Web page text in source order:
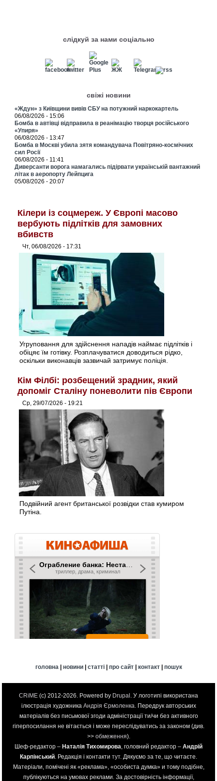
слідкуй за нами соціально
свіжі новини
«Ждун» з Київщини вивів СБУ на потужний наркокартель
06/08/2026 - 15:06
Бомба в автівці відправила в реанімацію творця російського
«Упиря»
06/08/2026 - 13:47
Бомба в Москві убила зятя командувача Повітряно-космічних
сил Росії
06/08/2026 - 11:41
Диверсанти ворога намагались підірвати українській вантажний
літак в аеропорту Лейпцига
05/08/2026 - 20:07
Кілери із соцмереж. У Європі масово
вербують підлітків для замовних
вбивств
Чт, 06/08/2026 - 17:31
Угруповання для здійснення нападів наймає підлітків і
обіцяє їм готівку. Розплачуватися доводиться рідко,
оскільки виконавців зазвичай затримує поліція.
Кім Філбі: розбещений зрадник, який
допоміг Сталіну поневолити пів Європи
Ср, 29/07/2026 - 19:21
Подвійний агент британської розвідки став кумиром
Путіна.
головна | новини| статті| про сайт| контакт| пошук
CRiME (c) 2012-2026. Powered by Drupal . У логотипі використана
ілюстрація художника Андрія Єрмоленка . Передрук авторських
матеріалів без письмової згоди адміністрації ти/чи без активного
гіперпосилання не вітається і може переслідуватись за законом (див.
>> обмеження).
Шеф-редактор – Наталія Тихомирова , головний редактор – Андрій
Карпінський . Редакція і контакти тут. Дякуємо за те, що читаєте.
Матеріали, помічені як «реклама», «особиста думка» и тому подібне,
публікуються на умовах реклами. За достовірність інформації,